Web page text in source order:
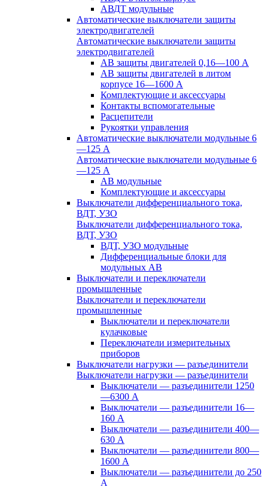
АВДТ модульные
Автоматические выключатели защиты
электродвигателей
Автоматические выключатели защиты
электродвигателей
АВ защиты двигателей 0,16—100 А
АВ защиты двигателей в литом
корпусе 16—1600 А
Комплектующие и аксессуары
Контакты вспомогательные
Расцепители
Рукоятки управления
Автоматические выключатели модульные 6
—125 А
Автоматические выключатели модульные 6
—125 А
АВ модульные
Комплектующие и аксессуары
Выключатели дифференциального тока,
ВДТ, УЗО
Выключатели дифференциального тока,
ВДТ, УЗО
ВДТ, УЗО модульные
Дифференциальные блоки для
модульных АВ
Выключатели и переключатели
промышленные
Выключатели и переключатели
промышленные
Выключатели и переключатели
кулачковые
Переключатели измерительных
приборов
Выключатели нагрузки — разъединители
Выключатели нагрузки — разъединители
Выключатели — разъединители 1250
—6300 А
Выключатели — разъединители 16—
160 А
Выключатели — разъединители 400—
630 А
Выключатели — разъединители 800—
1600 А
Выключатели — разъединители до 250
А